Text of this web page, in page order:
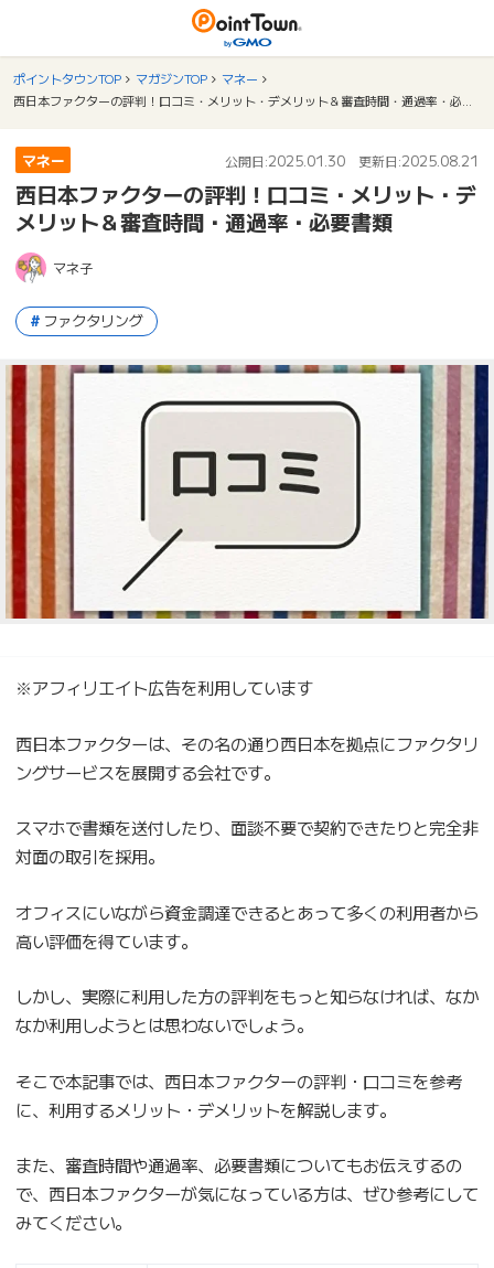
ポイントタウンTOP マガジンTOP
マネー
マネー 公開日:2025.01.30 更新日:2025.08.21
西日本ファクターの評判！口コミ・メリット・デ
メリット＆審査時間・通過率・必要書類
マネ子
ファクタリング
※アフィリエイト広告を利用しています
西日本ファクターは、その名の通り西日本を拠点にファクタリ
ングサービスを展開する会社です。
スマホで書類を送付したり、面談不要で契約できたりと完全非
対面の取引を採用。
オフィスにいながら資金調達できるとあって多くの利用者から
高い評価を得ています。
しかし、実際に利用した方の評判をもっと知らなければ、なか
なか利用しようとは思わないでしょう。
そこで本記事では、西日本ファクターの評判・口コミを参考
に、利用するメリット・デメリットを解説します。
また、審査時間や通過率、必要書類についてもお伝えするの
で、西日本ファクターが気になっている方は、ぜひ参考にして
みてください。